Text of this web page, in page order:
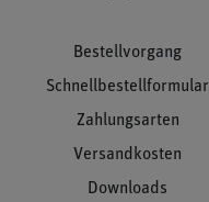
Bestellvorgang
Schnellbestellformular
Zahlungsarten
Versandkosten
Downloads